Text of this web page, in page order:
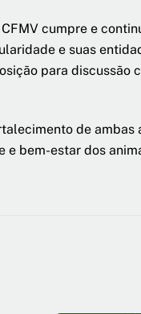
cumpre e
e suas
para discussão
de ambas
e bem-estar dos